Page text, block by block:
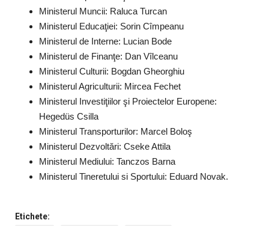
Ministerul Muncii: Raluca Turcan
Ministerul Educaţiei: Sorin Cîmpeanu
Ministerul de Interne: Lucian Bode
Ministerul de Finanţe: Dan Vîlceanu
Ministerul Culturii: Bogdan Gheorghiu
Ministerul Agriculturii: Mircea Fechet
Ministerul Investiţiilor şi Proiectelor Europene:
Hegedüs Csilla
Ministerul Transporturilor: Marcel Boloş
Ministerul Dezvoltări: Cseke Attila
Ministerul Mediului: Tanczos Barna
Ministerul Tineretului si Sportului: Eduard Novak.
Etichete: